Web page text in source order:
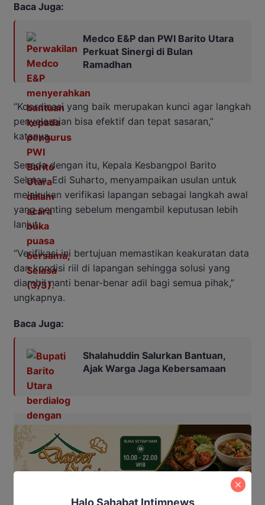
Baca Juga:
Medco E&P dan PWI Barito Utara
Perkuat Sinergi di Bulan
Ramadhan
“Koordinasi yang baik merupakan kunci agar langkah
penyelesaian bisa efektif dan tepat sasaran,”
katanya.
Senada dengan itu, Kepala Kesbangpol Barito
Selatan, Edi Suharto, menyampaikan usulan untuk
melakukan verifikasi lapangan sebagai langkah awal
yang penting sebelum mengambil keputusan lebih
lanjut.
“Verifikasi ini bertujuan memastikan keakuratan data
dan kondisi riil di lapangan sehingga solusi yang
diambil nanti benar-benar adil bagi semua pihak,”
ungkapnya.
Baca Juga:
Shalahuddin Salurkan Bantuan,
Ajak Warga Jaga Kebersamaan
Halo Sahabat Intimnews